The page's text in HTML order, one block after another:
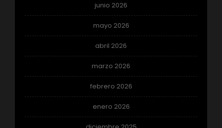
junio 2026
mayo 2026
abril 2026
marzo 2026
febrero 2026
enero 2026